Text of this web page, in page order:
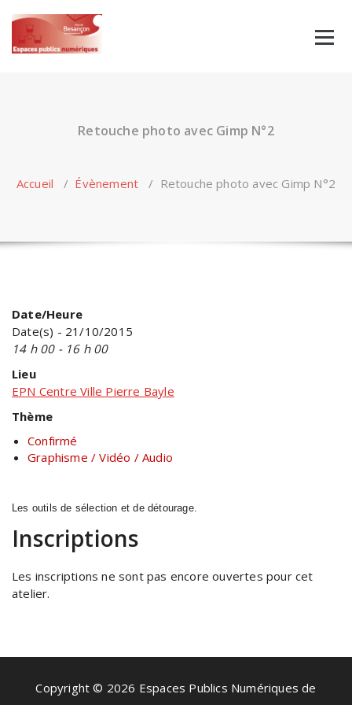
content
Retouche photo avec Gimp N°2
Accueil / Évènement / Retouche photo avec Gimp N°2
Date/Heure
Date(s) - 21/10/2015
14 h 00 - 16 h 00
Lieu
EPN Centre Ville Pierre Bayle
Thème
Confirmé
Graphisme / Vidéo / Audio
Les outils de sélection et de détourage.
Inscriptions
Les inscriptions ne sont pas encore ouvertes pour cet
atelier.
Copyright © 2026 Espaces Publics Numériques de